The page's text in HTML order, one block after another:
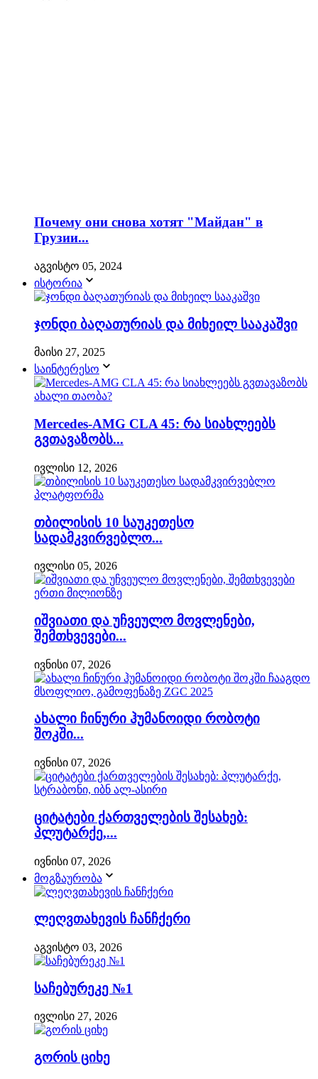
Почему они снова хотят "Майдан" в
Грузии...
აგვისტო 05, 2024
ისტორია
ჯონდი ბაღათურიას და მიხეილ სააკაშვი
მაისი 27, 2025
საინტერესო
Mercedes-AMG CLA 45: რა სიახლეებს
გვთავაზობს...
ივლისი 12, 2026
თბილისის 10 საუკეთესო
სადამკვირვებლო...
ივლისი 05, 2026
იშვიათი და უჩვეულო მოვლენები,
შემთხვევები...
ივნისი 07, 2026
ახალი ჩინური ჰუმანოიდი რობოტი
შოკში...
ივნისი 07, 2026
ციტატები ქართველების შესახებ:
პლუტარქე,...
ივნისი 07, 2026
მოგზაურობა
ლეღვთახევის ჩანჩქერი
აგვისტო 03, 2026
საჩებურეკე №1
ივლისი 27, 2026
გორის ციხე